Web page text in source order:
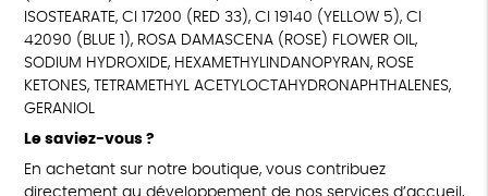
ISOSTEARATE, CI 17200 (RED 33), CI 19140 (YELLOW 5), CI
42090 (BLUE 1), ROSA DAMASCENA (ROSE) FLOWER OIL,
SODIUM HYDROXIDE, HEXAMETHYLINDANOPYRAN, ROSE
KETONES, TETRAMETHYL ACETYLOCTAHYDRONAPHTHALENES,
GERANIOL
Le saviez-vous ?
En achetant sur notre boutique, vous contribuez